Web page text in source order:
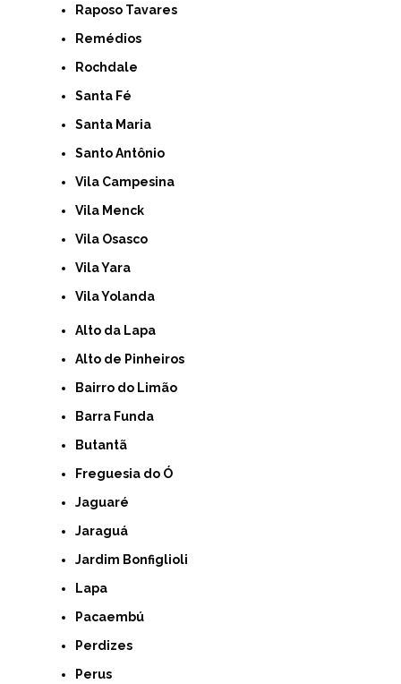
Raposo Tavares
Remédios
Rochdale
Santa Fé
Santa Maria
Santo Antônio
Vila Campesina
Vila Menck
Vila Osasco
Vila Yara
Vila Yolanda
Alto da Lapa
Alto de Pinheiros
Bairro do Limão
Barra Funda
Butantã
Freguesia do Ó
Jaguaré
Jaraguá
Jardim Bonfiglioli
Lapa
Pacaembú
Perdizes
Perus